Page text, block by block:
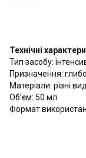
Технічні
Тип засобу:
Призначення:
Матеріали: різні
Об’єм: 50 мл
Формат